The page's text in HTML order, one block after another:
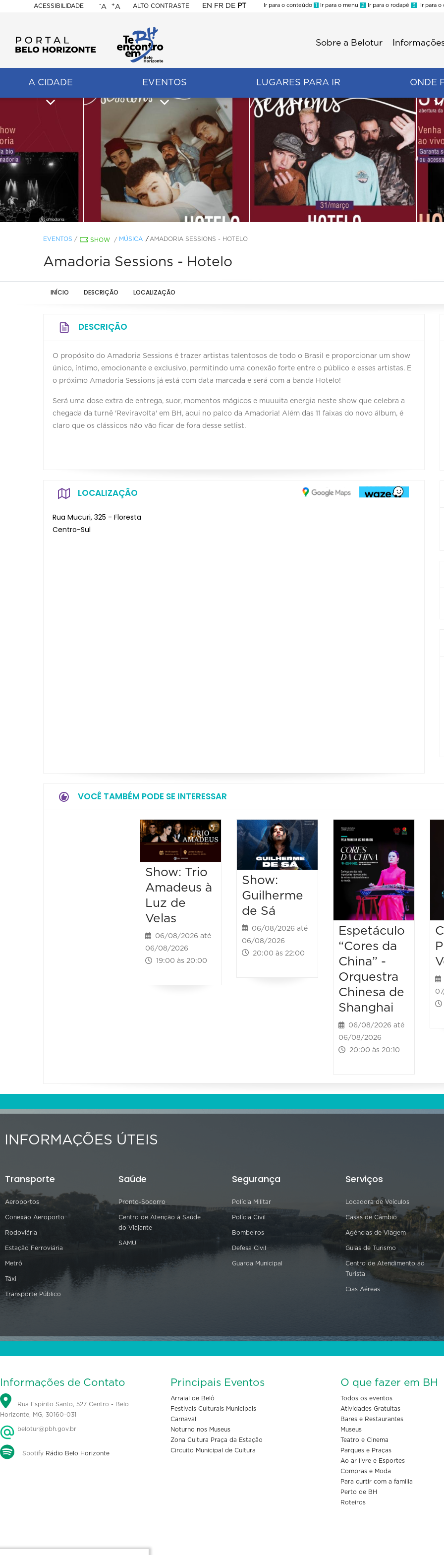
ACESSIBILIDADE
BELO
HORIZONTE
-A +A ALTO CONTRASTE EN FR DE PT
Ir para o conteúdo 1 Ir para o menu 2 Ir para o rodapé 3 Ir para o
Sobre a Belotur
A CIDADE EVENTOS LUGARES PARA IR ONDE
EVENTOS / SHOW / MÚSICA AMADORIA SESSIONS - HOTELO
Amadoria Sessions - Hotelo
INÍCIO DESCRIÇÃO LOCALIZAÇÃO
DESCRIÇÃO
O propósito do Amadoria Sessions é trazer artistas talentosos de todo o Brasil e proporcionar um show
único, íntimo, emocionante e exclusivo, permitindo uma conexão forte entre o público e esses artistas. E
o próximo Amadoria Sessions já está com data marcada e será com a banda Hotelo!
Será uma dose extra de entrega, suor, momentos mágicos e muuuita energia neste show que celebra a
chegada da turnê 'Reviravolta' em BH, aqui no palco da Amadoria! Além das 11 faixas do novo álbum, é
claro que os clássicos não vão ficar de fora desse setlist.
LOCALIZAÇÃO
Rua Mucuri, 325 - Floresta
Centro-Sul
VOCÊ TAMBÉM PODE SE INTERESSAR
Show: Trio
Amadeus à
Luz de
Velas
06/08/2026 até
06/08/2026
19:00 às 20:00
Show:
Guilherme
de Sá
06/08/2026 até
06/08/2026
20:00 às 22:00
Espetáculo
“Cores da
China” -
Orquestra
Chinesa de
Shanghai
06/08/2026 até
06/08/2026
20:00 às 20:10
INFORMAÇÕES ÚTEIS
Transporte
Aeroportos
Conexão Aeroporto
Rodoviária
Estação Ferroviária
Metrô
Táxi
Transporte Público
Saúde
Pronto-Socorro
Centro de Atenção à Saúde
do Viajante
SAMU
Segurança
Polícia Militar
Polícia Civil
Bombeiros
Defesa Civil
Guarda Municipal
Serviços
Locadora de Veículos
Casas de Câmbio
Agências de Viagem
Guias de Turismo
Centro de Atendimento ao
Turista
Cias Aéreas
Informações de Contato
Rua Espírito Santo, 527 Centro - Belo
Horizonte, MG, 30160-031
belotur@pbh.gov.br
Spotify Rádio Belo Horizonte
Principais Eventos
Arraial de Belô
Festivais Culturais Municipais
Carnaval
Noturno nos Museus
Zona Cultura Praça da Estação
Circuito Municipal de Cultura
O que fazer em BH
Todos os eventos
Atividades Gratuitas
Bares e Restaurantes
Museus
Teatro e Cinema
Parques e Praças
Ao ar livre e Esportes
Compras e Moda
Para curtir com a familia
Perto de BH
Roteiros